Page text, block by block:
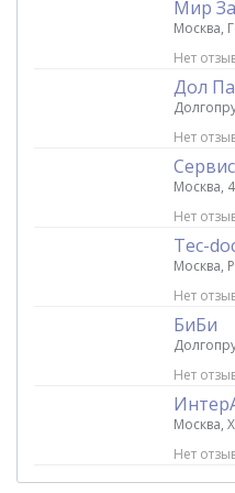
Мир
Москва,
Нет
Дол
Нет
Москва,
Нет
Tec-
Москва,
Нет
БиБи
Нет
Москва,
Нет